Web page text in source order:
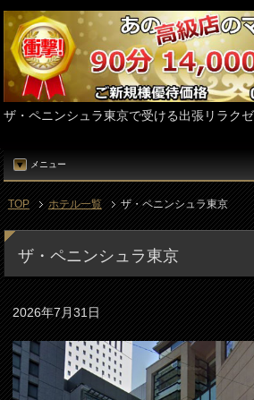
ザ・ペニンシュラ東京で受ける出張リラク
メニュー
TOP ホテル一覧 ザ・ペニンシュラ東京
ザ・ペニンシュラ東京
2026年7月31日